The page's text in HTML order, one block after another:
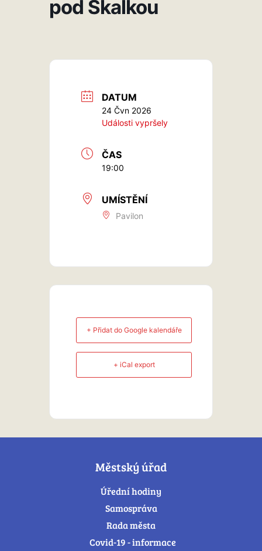
pod Skalkou
DATUM
24 Čvn 2026
Události vypršely
ČAS
19:00
UMÍSTĚNÍ
Pavilon
+ Přidat do Google kalendáře
+ iCal export
Městský úřad
Úřední hodiny
Samospráva
Rada města
Covid-19 - informace